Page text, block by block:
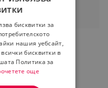
53
бисквитки за
нашия уебсайт,
бисквитки в
Политика за
още